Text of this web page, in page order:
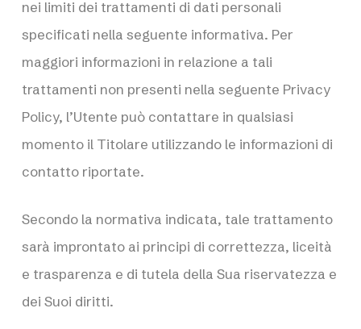
nei limiti dei trattamenti di dati personali
specificati nella seguente informativa. Per
maggiori informazioni in relazione a tali
trattamenti non presenti nella seguente Privacy
Policy, l’Utente può contattare in qualsiasi
momento il Titolare utilizzando le informazioni di
contatto riportate.
Secondo la normativa indicata, tale trattamento
sarà improntato ai principi di correttezza, liceità
e trasparenza e di tutela della Sua riservatezza e
dei Suoi diritti.